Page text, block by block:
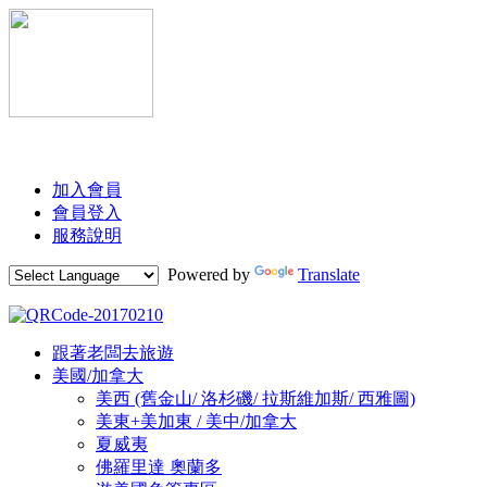
加入會員
會員登入
服務說明
Powered by Translate
Skip
content
跟著老闆去旅遊
美國/加拿大
美西 (舊金山/ 洛杉磯/ 拉斯維加斯/ 西雅圖)
美東+美加東 / 美中/加拿大
夏威夷
佛羅里達 奧蘭多